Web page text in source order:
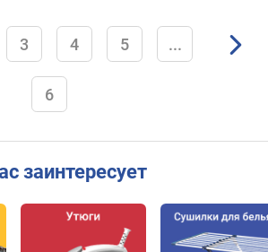
3 4 5 ...
6
заинтересует